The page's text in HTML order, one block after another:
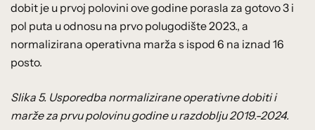
dobit je u prvoj polovini ove godine porasla za gotovo 3 i
pol puta u odnosu na prvo polugodište 2023., a
normalizirana operativna marža s ispod 6 na iznad 16
posto.
Slika 5. Usporedba normalizirane operativne dobiti i
marže za prvu polovinu godine u razdoblju 2019.-2024.